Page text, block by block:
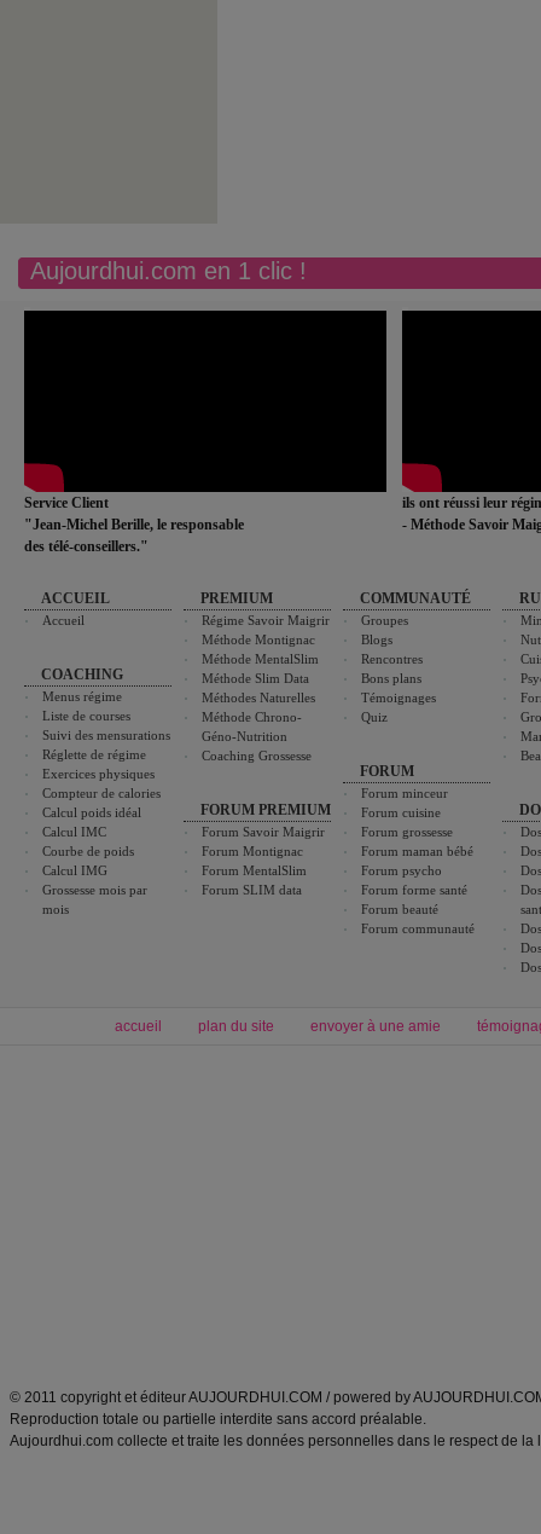
Aujourdhui.com en 1 clic !
Service Client
"Jean-Michel Berille, le responsable
des télé-conseillers."
ils ont réussi leur
- Méthode Savoir
ACCUEIL
Accueil
COACHING
Menus régime
Liste de courses
Suivi des mensurations
Réglette de régime
Exercices physiques
Compteur de calories
Calcul poids idéal
Calcul IMC
Courbe de poids
Calcul IMG
Grossesse mois par
mois
PREMIUM
Régime Savoir Maigrir
Méthode Montignac
Méthode MentalSlim
Méthode Slim Data
Méthodes Naturelles
Méthode Chrono-
Géno-Nutrition
Coaching Grossesse
FORUM PREMIUM
Forum Savoir Maigrir
Forum Montignac
Forum MentalSlim
Forum SLIM data
COMMUNAUTÉ
Groupes
Blogs
Rencontres
Bons plans
Témoignages
Quiz
FORUM
Forum minceur
Forum cuisine
Forum grossesse
Forum maman bébé
Forum psycho
Forum forme santé
Forum beauté
Forum communauté
accueil plan du site envoyer à une amie
© 2011 copyright et éditeur AUJOURDHUI.COM / powered by
Reproduction totale ou partielle interdite sans accord préalable.
Aujourdhui.com collecte et traite les données personnelles dans le respect de